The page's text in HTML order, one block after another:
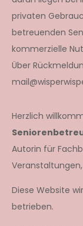
privaten
betreuenden
kommerzielle
Über
Herzlich
Autorin für
Diese Website
betrieben.